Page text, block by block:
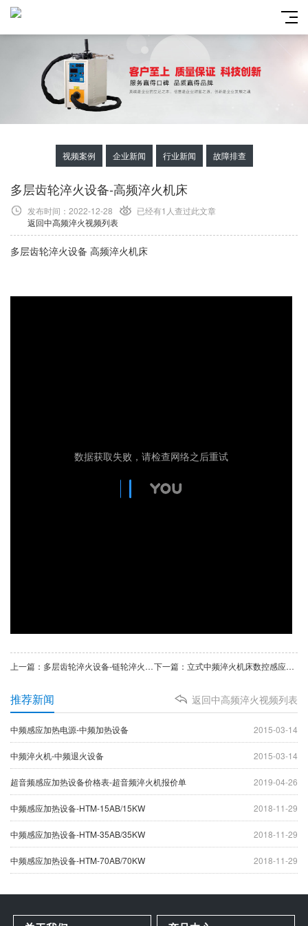
视频案例 企业新闻 行业新闻 故障排查
多层齿轮淬火设备-高频淬火机床
发布时间：2022-12-28 已经有1 人查过此文章
返回中高频淬火视频列表
多层齿轮淬火设备 高频淬火机床
上一篇：多层齿轮淬火设备-链轮淬火机床-高频感应淬火机 下一篇：立式中频淬火机床数控感应淬火设备轴淬火热处理
返回中高频淬火视频列表
推荐新闻
2015-03-14
中频感应加热电源-中频加热设备
2015-03-14
中频淬火机-中频退火设备
2019-04-26
超音频感应加热设备价格表-超音频淬火机报价单
2018-11-29
中频感应加热设备-HTM-15AB/15KW
2018-11-29
中频感应加热设备-HTM-35AB/35KW
2018-11-29
中频感应加热设备-HTM-70AB/70KW